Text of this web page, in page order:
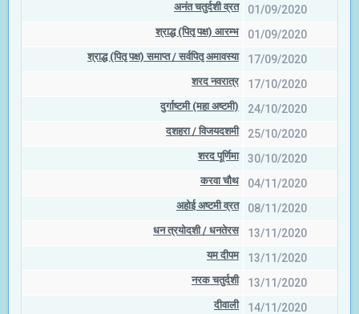
अनंत चतुर्दशी व्रत 01/09/2020
श्राद्ध (पितृ पक्ष) आरम्भ 01/09/2020
श्राद्ध (पितृ पक्ष) समाप्त / सर्वपितृ अमावस्या 17/09/2020
शरद नवरात्र 17/10/2020
दुर्गाष्टमी (महा अष्टमी) 24/10/2020
दशहरा / विजयदशमी 25/10/2020
शरद पूर्णिमा 30/10/2020
करवा चौथ 04/11/2020
अहोई अष्टमी व्रत 08/11/2020
धन त्रयोदशी / धनतेरस 13/11/2020
यम दीपम 13/11/2020
नरक चतुर्दशी 13/11/2020
दीवाली 14/11/2020